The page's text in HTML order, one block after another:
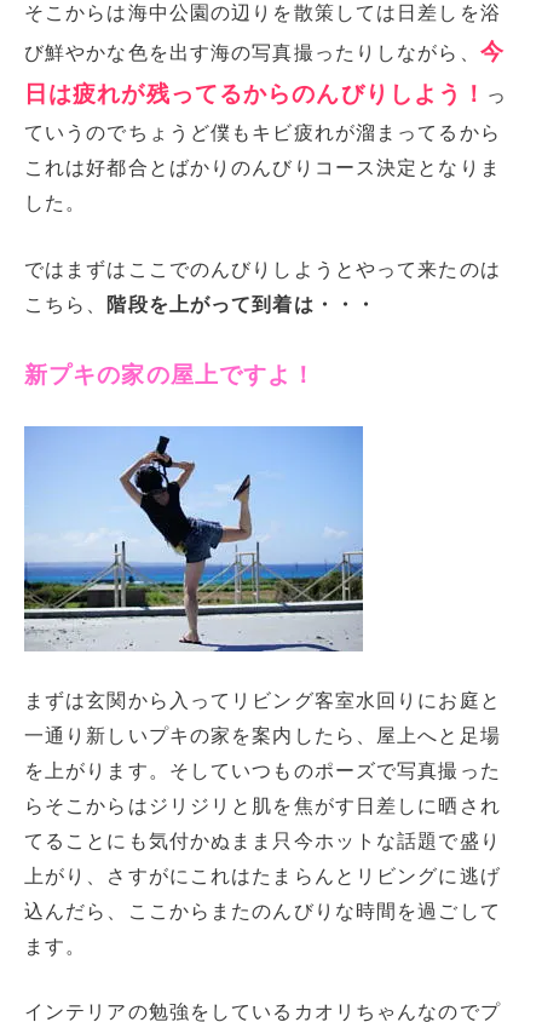
そこからは海中公園の辺りを散策しては日差しを浴
び鮮やかな色を出す海の写真撮ったりしながら、 今
日は疲れが残ってるからのんびりしよう！ っ
ていうのでちょうど僕もキビ疲れが溜まってるから
これは好都合とばかりのんびりコース決定となりま
した。
ではまずはここでのんびりしようとやって来たのは
こちら、 階段を上がって到着は・・・
新プキの家の屋上ですよ！
まずは玄関から入ってリビング客室水回りにお庭と
一通り新しいプキの家を案内したら、屋上へと足場
を上がります。そしていつものポーズで写真撮った
らそこからはジリジリと肌を焦がす日差しに晒され
てることにも気付かぬまま只今ホットな話題で盛り
上がり、さすがにこれはたまらんとリビングに逃げ
込んだら、ここからまたのんびりな時間を過ごして
ます。
インテリアの勉強をしているカオリちゃんなのでプ